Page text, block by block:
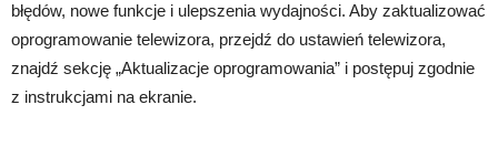
błędów, nowe funkcje i ulepszenia wydajności. Aby zaktualizować
oprogramowanie telewizora, przejdź do ustawień telewizora,
znajdź sekcję „Aktualizacje oprogramowania” i postępuj zgodnie
z instrukcjami na ekranie.